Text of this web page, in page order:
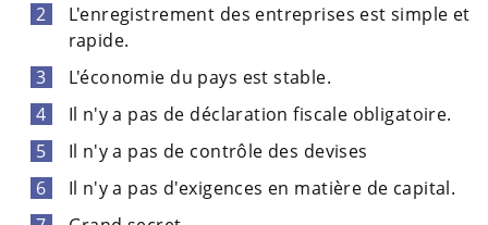
L'enregistrement des entreprises est simple et
rapide.
L'économie du pays est stable.
Il n'y a pas de déclaration fiscale obligatoire.
Il n'y a pas de contrôle des devises
Il n'y a pas d'exigences en matière de capital.